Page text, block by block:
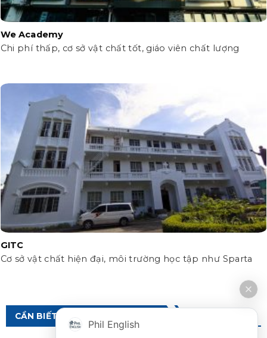
We Academy
Chi phí thấp, cơ sở vật chất tốt, giáo viên chất lượng
GITC
Cơ sở vật chất hiện đại, môi trường học tập như Sparta
CẦN BIẾT VỀ DU HỌC PHILIPPINES
Phil English